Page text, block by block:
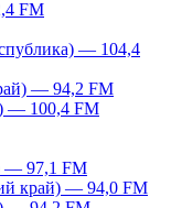
FM
— 104,4
— 94,2 FM
— 100,4 FM
— 97,1 FM
край) — 94,0 FM